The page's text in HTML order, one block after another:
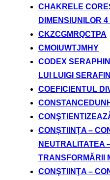
CHAKRELE
DIMENSIUNILOR 4
CKZCGMRQCTPA
CMOIUWTJMHY
CODEX
LUI LUIGI SERAFINI
COEFICIENTUL
CONȘTIINȚA –
NEUTRALITATEA
TRANSFORMĂRII
CONŞTIINŢA –